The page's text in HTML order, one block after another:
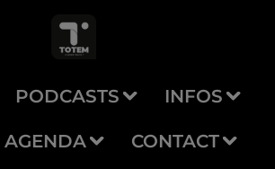
PODCASTS INFOS
AGENDA CONTACT